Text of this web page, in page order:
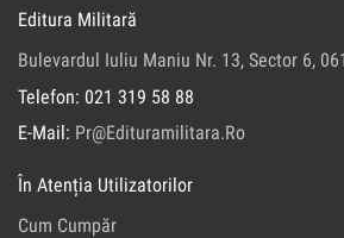
Editura Militară
Bulevardul Iuliu Maniu Nr. 13, Sector 6,
Telefon: 021 319 58 88
E-Mail: Pr@edituramilitara.ro
În Atenția Utilizatorilor
Cum Cumpăr